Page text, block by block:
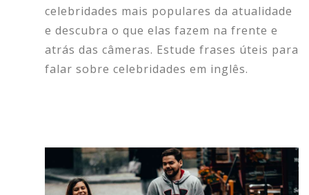
celebridades mais populares da atualidade
e descubra o que elas fazem na frente e
atrás das câmeras. Estude frases úteis para
falar sobre celebridades em inglês.